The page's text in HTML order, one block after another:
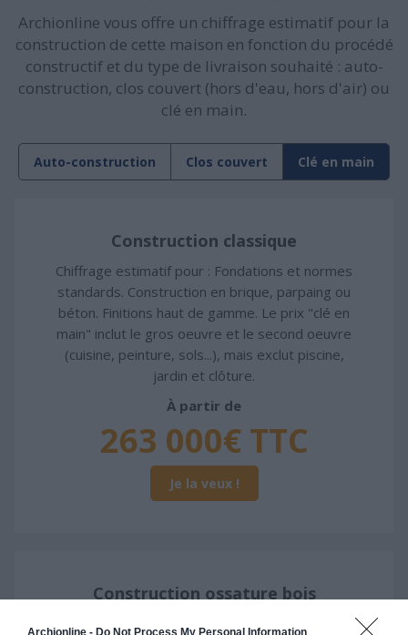
Archionline - Do Not Process My Personal Information
Archionline vous offre un chiffrage estimatif pour la
construction de cette maison en fonction du procédé
constructif et du type de livraison souhaité : auto-
construction, clos couvert (hors d'eau, hors d'air) ou
clé en main.
Auto-construction Clos couvert Clé en main
Construction classique
Chiffrage estimatif pour : Fondations et normes
standards. Construction en brique, parpaing ou
béton. Finitions haut de gamme. Le prix "clé en
main" inclut le gros oeuvre et le second oeuvre
(cuisine, peinture, sols...), mais exclut piscine,
jardin et clôture.
À partir de
263 000€ TTC
Je la veux !
Construction ossature bois
Chiffrage estimatif pour : Fondations et normes